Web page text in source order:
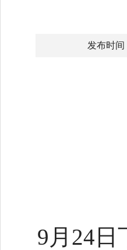
发布时间
9月24日